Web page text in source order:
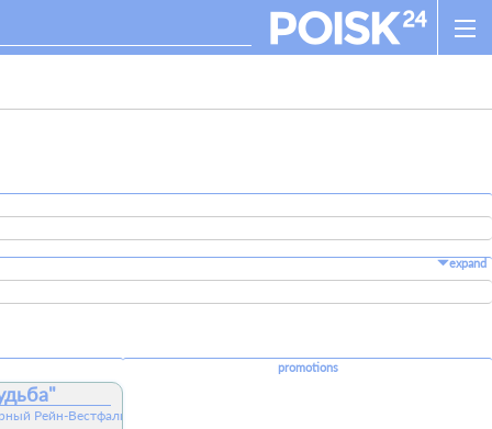
expand
promotions
Рейн-Вестфалия, 40233, Германия